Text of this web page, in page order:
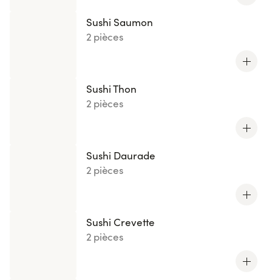
Sushi Saumon
2 pièces
Sushi Thon
2 pièces
Sushi Daurade
2 pièces
Sushi Crevette
2 pièces